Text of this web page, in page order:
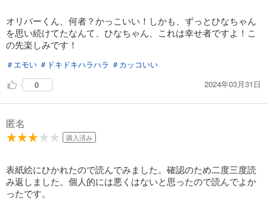
オリバーくん、何者？かっこいい！しかも、ずっとひなちゃん
を思い続けてたなんて、ひなちゃん、これは幸せ者ですよ！こ
の先楽しみです！
＃エモい ＃ドキドキハラハラ ＃カッコいい
0
2024年03月31日
匿名
購入済み
表紙絵にひかれたので読んでみました。確認のため二度三度読
み返しました。個人的には悪くはないと思ったので読んでよか
ったです。